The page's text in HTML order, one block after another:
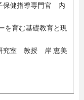
保健指導専門官 内
を育む基礎教育と現
究室 教授 岸 恵美